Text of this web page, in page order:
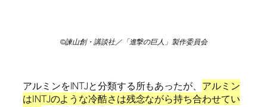
©諫山創・講談社／「進撃の巨人」製作委員会
アルミンをINTJと分類する所もあったが、 アルミン
はINTJのような冷酷さは残念ながら持ち合わせてい